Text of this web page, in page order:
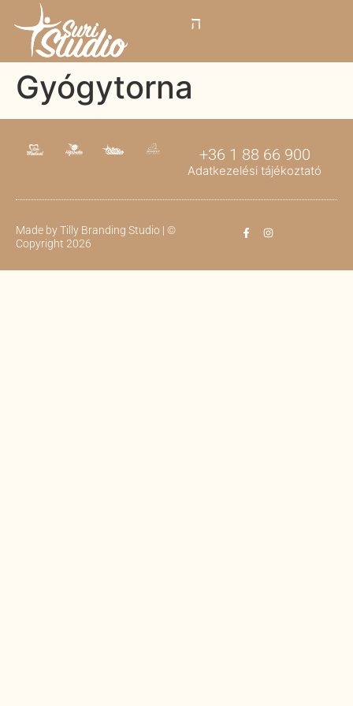
Gyógytorna
+36 1 88 66 900
Adatkezelési tájékoztató
Made byTilly Branding Studio | ©
Copyright 2026